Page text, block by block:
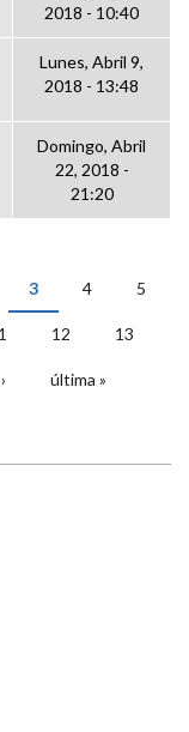
2018 - 10:40
Lunes, Abril 9,
2018 - 13:48
Domingo, Abril
22, 2018 -
21:20
3 4 5
12 13
última »